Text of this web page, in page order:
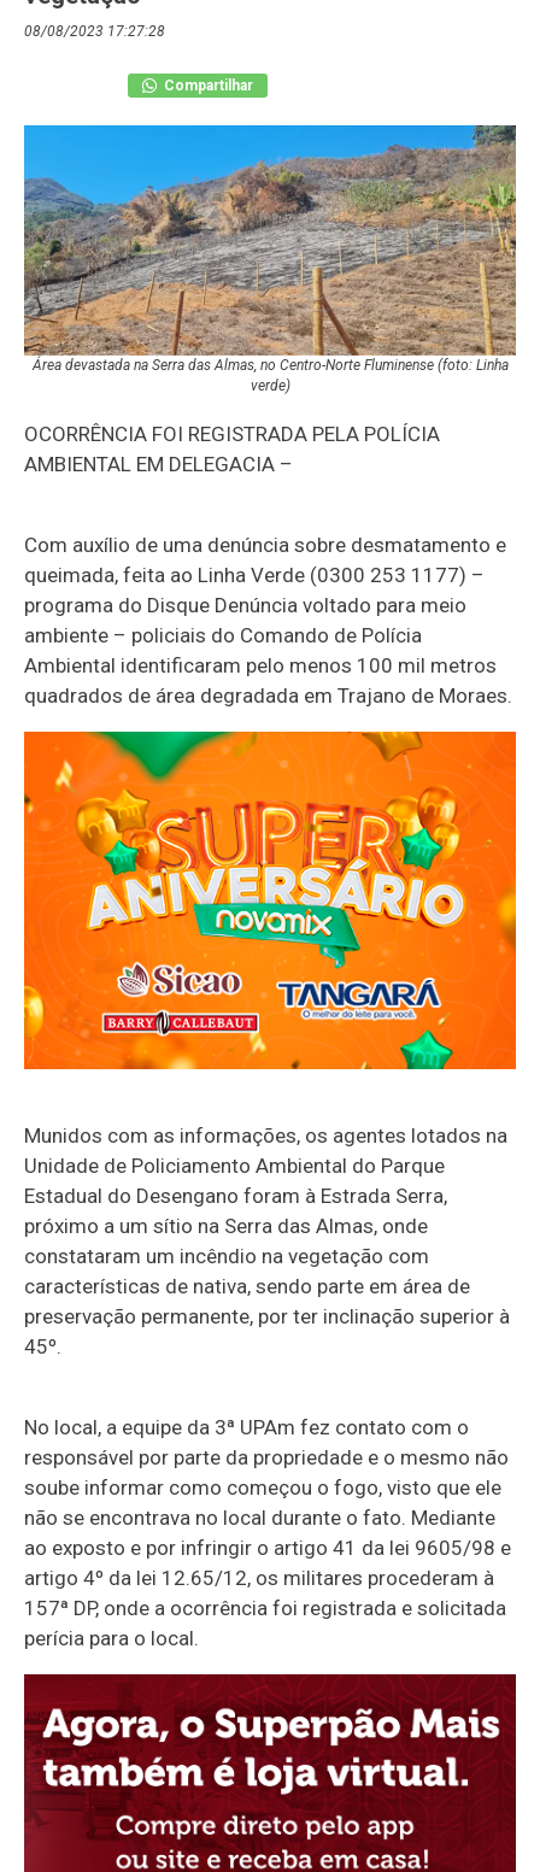
08/08/2023 17:27:28
Compartilhar
Área devastada na Serra das Almas, no Centro-Norte Fluminense (foto: Linha
verde)
OCORRÊNCIA FOI REGISTRADA PELA POLÍCIA
AMBIENTAL EM DELEGACIA –
Com auxílio de uma denúncia sobre desmatamento e
queimada, feita ao Linha Verde (0300 253 1177) –
programa do Disque Denúncia voltado para meio
ambiente – policiais do Comando de Polícia
Ambiental identificaram pelo menos 100 mil metros
quadrados de área degradada em Trajano de Moraes.
Munidos com as informações, os agentes lotados na
Unidade de Policiamento Ambiental do Parque
Estadual do Desengano foram à Estrada Serra,
próximo a um sítio na Serra das Almas, onde
constataram um incêndio na vegetação com
características de nativa, sendo parte em área de
preservação permanente, por ter inclinação superior à
45º.
No local, a equipe da 3ª UPAm fez contato com o
responsável por parte da propriedade e o mesmo não
soube informar como começou o fogo, visto que ele
não se encontrava no local durante o fato. Mediante
ao exposto e por infringir o artigo 41 da lei 9605/98 e
artigo 4º da lei 12.65/12, os militares procederam à
157ª DP, onde a ocorrência foi registrada e solicitada
perícia para o local.